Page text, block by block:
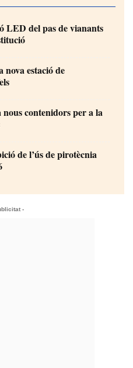
LED del pas de vianants
nova estació de
contenidors per a la
de l’ús de pirotècnia
-